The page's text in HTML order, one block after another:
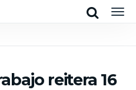
Search
reitera 16